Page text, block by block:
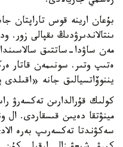
بۇعان ارينە قوس تاراپتان
ىنتالاندىرۋدىڭ ىقپالى زور.
مەن ساۋدا-ساتتىق
ەتىپ وتىر. سونىمەن قاتار
يننوۆاتسيالىق جانە
سەكۋندتا تەكسەرىپ بەرە